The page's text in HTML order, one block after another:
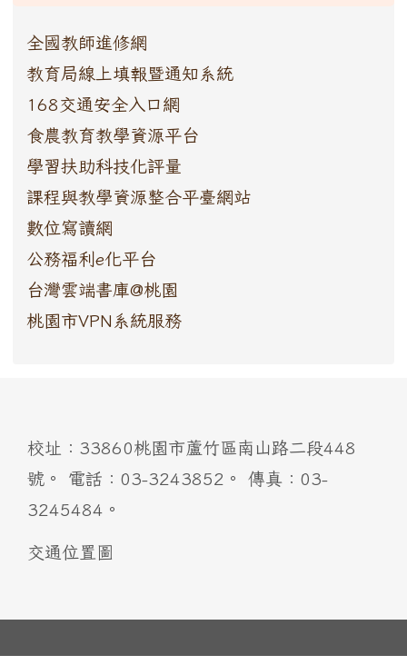
全國教師進修網
教育局線上填報暨通知系統
168交通安全入口網
食農教育教學資源平台
學習扶助科技化評量
課程與教學資源整合平臺網站
數位寫讀網
公務福利e化平台
台灣雲端書庫@桃園
桃園市VPN系統服務
校址：33860桃園市蘆竹區南山路二段448
號。 電話：03-3243852。 傳真：03-
3245484。
交通位置圖